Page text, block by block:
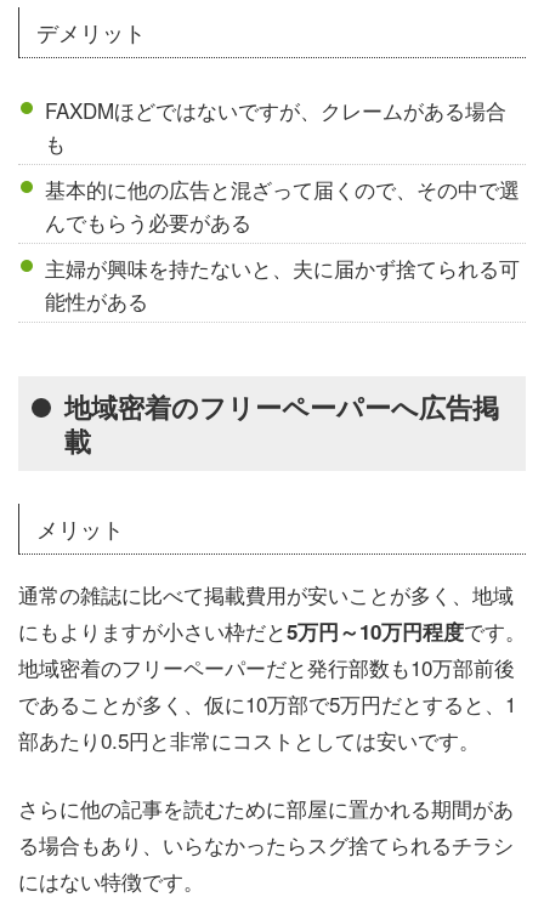
デメリット
FAXDMほどではないですが、クレームがある場合
も
基本的に他の広告と混ざって届くので、その中で選
んでもらう必要がある
主婦が興味を持たないと、夫に届かず捨てられる可
能性がある
地域密着のフリーペーパーへ広告掲
載
メリット
通常の雑誌に比べて掲載費用が安いことが多く、地域
にもよりますが小さい枠だと5万円～10万円程度です。
地域密着のフリーペーパーだと発行部数も10万部前後
であることが多く、仮に10万部で5万円だとすると、1
部あたり0.5円と非常にコストとしては安いです。
さらに他の記事を読むために部屋に置かれる期間があ
る場合もあり、いらなかったらスグ捨てられるチラシ
にはない特徴です。